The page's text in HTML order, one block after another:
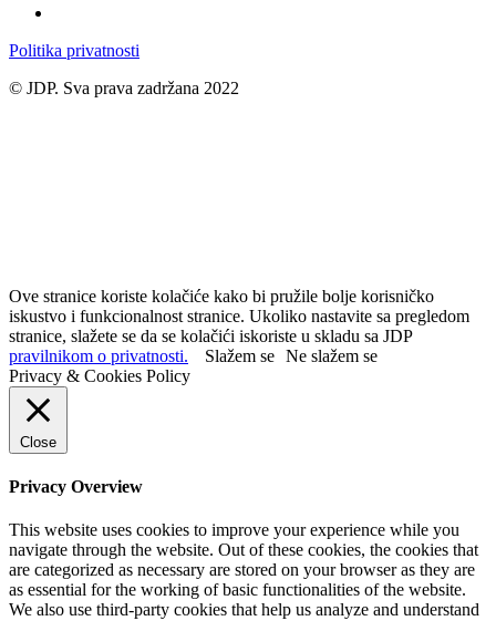
Politika privatnosti
© JDP. Sva prava zadržana 2022
Ove stranice koriste kolačiće kako bi pružile bolje korisničko
iskustvo i funkcionalnost stranice. Ukoliko nastavite sa pregledom
stranice, slažete se da se kolačići iskoriste u skladu sa JDP
pravilnikom o privatnosti.
Slažem se Ne slažem se
Privacy & Cookies Policy
Close
Privacy Overview
This website uses cookies to improve your experience while you
navigate through the website. Out of these cookies, the cookies that
are categorized as necessary are stored on your browser as they are
as essential for the working of basic functionalities of the website.
We also use third-party cookies that help us analyze and understand